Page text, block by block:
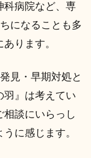
科病院など、専
になることも多
ります。
見・早期対処と
羽』は考えてい
相談にいらっし
に感じます。